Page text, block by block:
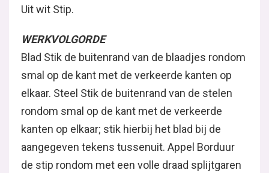
Uit wit Stip.
WERKVOLGORDE
Blad Stik de buitenrand van de blaadjes rondom
smal op de kant met de verkeerde kanten op
elkaar. Steel Stik de buitenrand van de stelen
rondom smal op de kant met de verkeerde
kanten op elkaar; stik hierbij het blad bij de
aangegeven tekens tussenuit. Appel Borduur
de stip rondom met een volle draad splijtgaren